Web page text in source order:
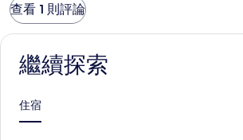
查看 1 則評論
繼續探索
住宿